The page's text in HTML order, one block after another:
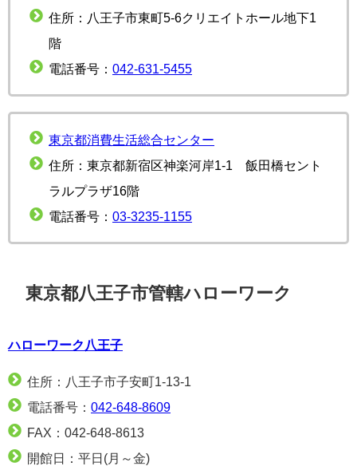
住所：八王子市東町5-6クリエイトホール地下1
階
電話番号： 042-631-5455
東京都消費生活総合センター
住所：東京都新宿区神楽河岸1-1 飯田橋セント
ラルプラザ16階
電話番号： 03-3235-1155
東京都八王子市管轄ハローワーク
ハローワーク八王子
住所：八王子市子安町1-13-1
電話番号： 042-648-8609
FAX：042-648-8613
開館日：平日(月～金)